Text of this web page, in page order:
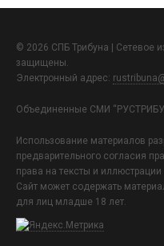
© 2026 СПБ Трибуна | Сетевое
защищены.
Электронный адрес:
Объединенные СМИ
Использование материалов
предварительного согласия
права на тексты и
Сайт может содержать
для лиц младше 18 лет.